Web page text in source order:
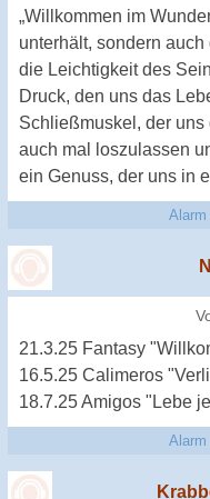
„Willkommen im
unterhält, sondern
die Leichtigkeit des
Druck, den uns das
Schließmuskel, der uns
auch mal loszulassen
ein Genuss, der uns in
Alarm
21.3.25 Fantasy
16.5.25 Calimeros
18.7.25 Amigos "Lebe
Alarm